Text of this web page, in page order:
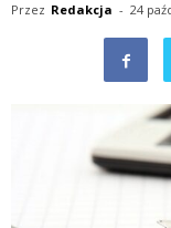
Przez Redakcja - 24